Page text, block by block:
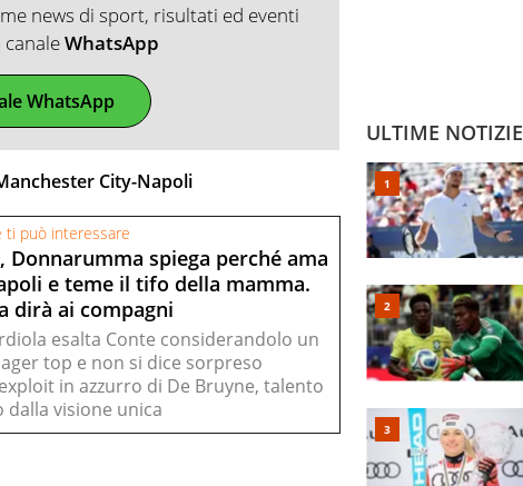
news di sport, risultati ed eventi
WhatsApp
WhatsApp
City-Napoli
ti può interessare
Donnarumma spiega perché ama
e teme il tifo della mamma.
dirà ai compagni
esalta Conte considerandolo un
top e non si dice sorpreso
in azzurro di De Bruyne, talento
dalla visione unica
ULTIME NOTIZIE